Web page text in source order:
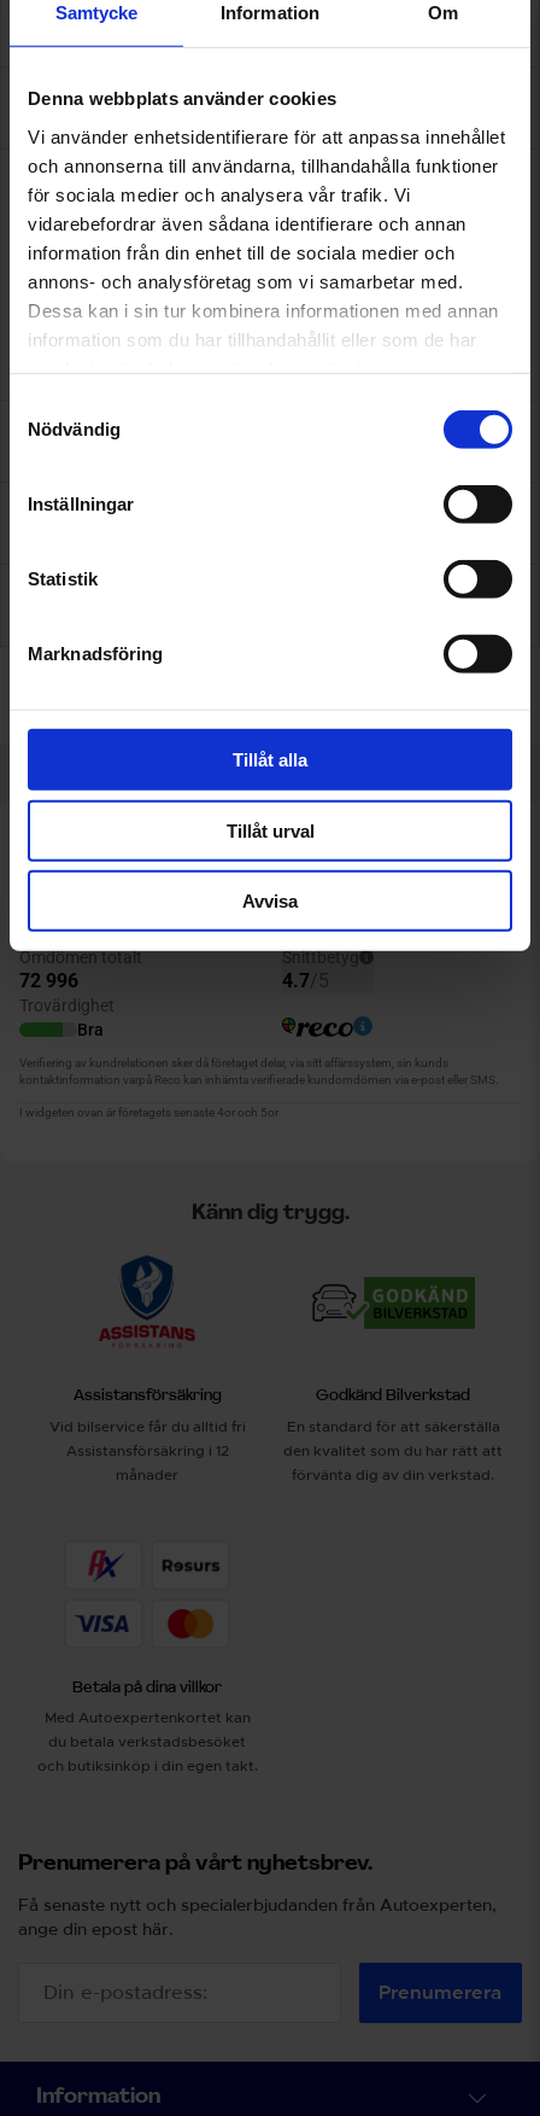
Samtycke Information Om
Denna webbplats använder cookies
Vi använder enhetsidentifierare för att anpassa innehållet
och annonserna till användarna, tillhandahålla funktioner
för sociala medier och analysera vår trafik. Vi
vidarebefordrar även sådana identifierare och annan
information från din enhet till de sociala medier och
annons- och analysföretag som vi samarbetar med.
Dessa kan i sin tur kombinera informationen med annan
information som du har tillhandahållit eller som de har
Nödvändig
Inställningar
Statistik
Marknadsföring
Tillåt alla
Tillåt urval
Avvisa
Om oss
Vår verkstad är certifierad enligt standarden Godkänd
Bilverkstad. Det innebär att vårt arbete inom kvalitet, miljö
och säkerhet noga granskas av en oberoende tredje part.
För din och vår skull ska det alltid kännas tryggt att lämna
in bilen hos oss.
Bilverkstad
Omdömen
Känn dig trygg.
Assistansförsäkring
Vid bilservice får du alltid fri
Assistansförsäkring i 12
månader
Godkänd Bilverkstad
En standard för att säkerställa
den kvalitet som du har rätt att
förvänta dig av din verkstad.
Betala på dina villkor
Med Autoexpertenkortet kan
du betala verkstadsbesöket
och butiksinköp i din egen takt.
Prenumerera på vårt nyhetsbrev.
Få senaste nytt och specialerbjudanden från Autoexperten,
ange din epost här.
Prenumerera
Information